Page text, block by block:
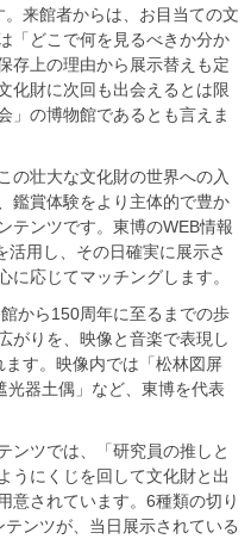
来館者からは、お目当ての文
「どこで何を見るべきか分か
存上の理由から展示替えも定
化財に次回も出会えるとは限
」の博物館であるとも言えま
の壮大な文化財の世界への入
鑑賞体験をより主体的で豊か
テンツです。東博のWEB情報
用し、その日確実に展示さ
応じてマッチングします。
から150周年に至るまでの歩
がりを、映像と音楽で表現し
す。映像内では「松林図屏
光器土偶」など、東博を代表
ンツでは、「研究員の推しと
うにくじを回して文化財と出
意されています。6種類の切り
ンツが、当日展示されている